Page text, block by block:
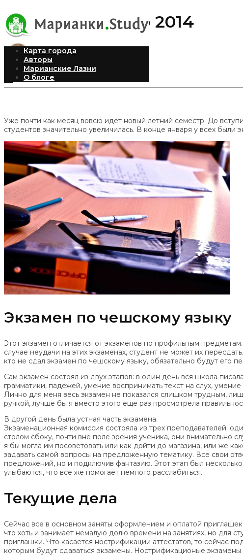
Карта города
Авторы
Марианские Лазни
О блоге
Летний семестр 2014
Елена Опубликовано 11.03.2014
Уже почти как месяц вовсю идет новый летний семестр. До
студентов значительно увеличилась. В конце января у всех были
Экзамен по чешскому языку
Этот экзамен отличается от экзаменов по профильным
случае неудачи на этих экзаменах, студент не может их
кто не сдал экзамен по чешскому языку, обязательно будут его
Сам экзамен состоял из двух этапов: в один день вся школа
грамматики, падежей, умение воспринимать текст на слух,
Лично для меня весь экзамен не показался слишком трудным,
ручкой, лучше бы я вместо этого еще раз просмотрела
В другой день была устная часть экзамена.
Экзаменационная комиссия состояла из трех преподавателей:
столом сбоку, почти вне поле зрения ученика, они
я бы могла им посоветовать или как дойти до магазина, или же
задавать самой вопросы на предложенную тематику. Все свои
предложений, но и подключив фантазию. Этот этап был
улыбаются, что все же помогает немного расслабиться.
Текущие дела
Сейчас все в основном заняты оформлением и оплатой
что хоть и занимает немалую долю времени на занятиях, но для
приглашки. Что касается нострификации аттестатов, то сейчас
которым будут сдаваться экзамены. Нострификационые